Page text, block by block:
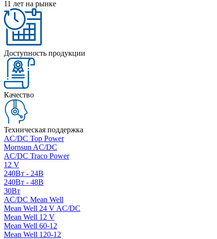
11 лет на рынке
Доступность продукции
Качество
Техническая поддержка
AC/DC Top Power
Mornsun AC/DC
AC/DC Traco Power
12 V
240Вт - 24В
240Вт - 48В
30Вт
AC/DC Mean Well
Mean Well 24 V AC/DC
Mean Well 12 V
Mean Well 60-12
Mean Well 120-12